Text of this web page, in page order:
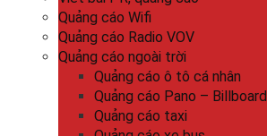
Quảng cáo Wifi
Quảng cáo Radio VOV
Quảng cáo ngoài trời
Quảng cáo ô tô cá nhân
Quảng cáo Pano – Billboard
Quảng cáo taxi